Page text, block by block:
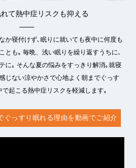
れて熱中症リスクも抑える
か寝付けず､眠りに就いても夜中に何度も
とも｡ 毎晩、浅い眠りを繰り返すうちに､
に｡ そんな夏の悩みをすっきり解消｡就寝
じない涼やかさで心地よく朝までぐっす
起こる熱中症リスクを軽減します｡
ぐっすり眠れる理由を動画でご紹介